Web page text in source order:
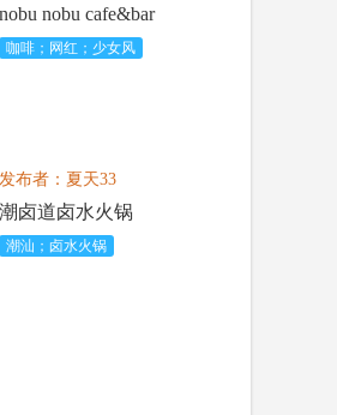
nobu nobu cafe&bar
咖啡；网红；少女风
发布者：夏天33
潮卤道卤水火锅
潮汕；卤水火锅